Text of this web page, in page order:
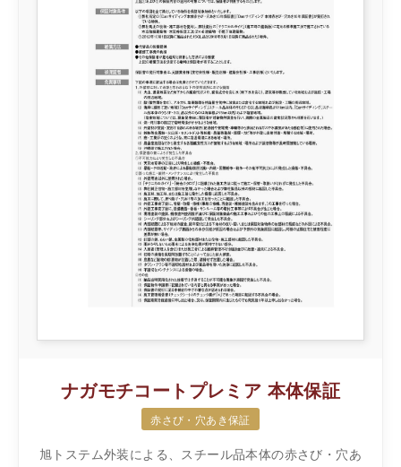
ナガモチコートプレミア 本体保証
赤さび・穴あき保証
旭トステム外装による、スチール品本体の赤さび・穴あ